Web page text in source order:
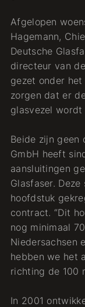
Afgelopen
Hagemann,
Deutsche
directeur van
gezet onder
zorgen dat er
glasvezel
Beide zijn geen
GmbH heeft
aansluitingen
Glasfaser.
hoofdstuk
contract. “Dit
nog minimaal
Niedersachsen
hebben we het
richting de 100
In 2001